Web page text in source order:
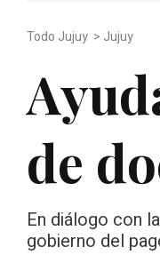
Todo Jujuy > Jujuy
de
En diálogo con
gobierno del